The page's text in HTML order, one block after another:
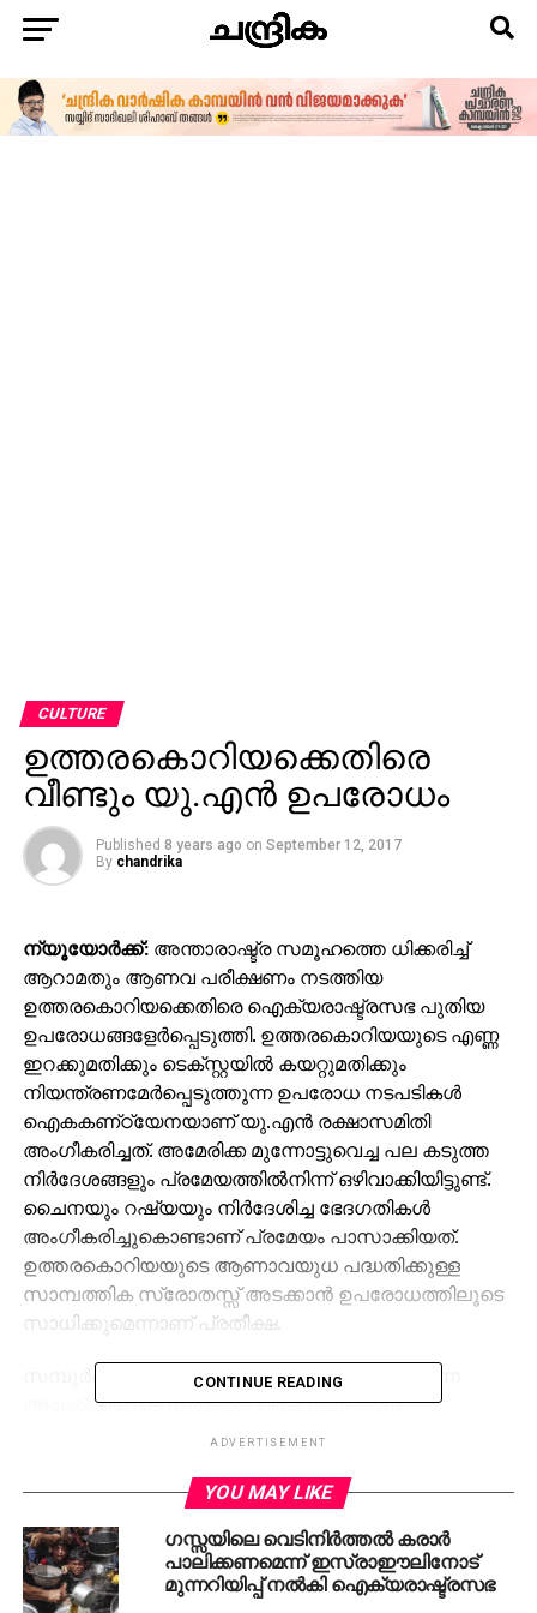
CULTURE
ഉത്തരകൊറിയക്കെതിരെ
വീണ്ടും യു.എന്‍ ഉപരോധം
Published 8 years ago on September 12, 2017
By chandrika
ന്യൂയോര്‍ക്ക്:അന്താരാഷ്ട്ര സമൂഹത്തെ ധിക്കരിച്ച്
ആറാമതും ആണവ പരീക്ഷണം നടത്തിയ
ഉത്തരകൊറിയക്കെതിരെ ഐക്യരാഷ്ട്രസഭ പുതിയ
ഉപരോധങ്ങളേര്‍പ്പെടുത്തി. ഉത്തരകൊറിയയുടെ എണ്ണ
ഇറക്കുമതിക്കും ടെക്സ്റ്റയില്‍ കയറ്റുമതിക്കും
നിയന്ത്രണമേര്‍പ്പെടുത്തുന്ന ഉപരോധ നടപടികള്‍
ഐകകണ്‌ഠ്യേനയാണ് യു.എന്‍ രക്ഷാസമിതി
അംഗീകരിച്ചത്. അമേരിക്ക മുന്നോട്ടുവെച്ച പല കടുത്ത
നിര്‍ദേശങ്ങളും പ്രമേയത്തില്‍നിന്ന് ഒഴിവാക്കിയിട്ടുണ്ട്.
ചൈനയും റഷ്യയും നിര്‍ദേശിച്ച ഭേദഗതികള്‍
അംഗീകരിച്ചുകൊണ്ടാണ് പ്രമേയം പാസാക്കിയത്.
ഉത്തരകൊറിയയുടെ ആണാവയുധ പദ്ധതിക്കുള്ള
സാമ്പത്തിക സ്രോതസ്സ് അടക്കാന്‍ ഉപരോധത്തിലൂടെ
സാധിക്കുമെന്നാണ് പ്രതീക്ഷ.
സമ്പൂര്‍ണ എണ്ണ ഉപരോധം ഏര്‍പ്പെടുത്തണമെന്ന
അമേരിക്കയുടെ നിര്‍ദേശം ചൈനയുടെയും
റഷ്യയുടെയും എതിര്‍പ്പിനെ തുടര്‍ന്ന് ഒഴിവാക്കി.
ഉല്‍പന്നങ്ങളുടെയും ഇറക്കുമതിക്കുമേല്‍ പരിമിത
ക്രൂഡോയില്‍ നല്‍കുന്ന പ്രധാന രാജ്യം
ചൈനയാണ്. ഉത്തരകൊറിയയുടെ പ്രധാന
വരുമാനമാര്‍ഗമായ ടെക്സ്റ്റയില്‍ ഉല്‍പന്നങ്ങളുടെ
CONTINUE READING
ADVERTISEMENT
YOU MAY LIKE
ഗസ്സയിലെ വെടിനിര്‍ത്തല്‍ കരാര്‍
പാലിക്കണമെന്ന് ഇസ്രാഈലിനോട്
മുന്നറിയിപ്പ് നല്‍കി ഐക്യരാഷ്ട്രസഭ